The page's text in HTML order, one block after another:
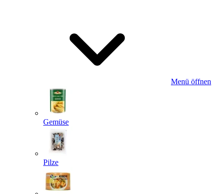
Menü öffnen
Gemüse
Pilze